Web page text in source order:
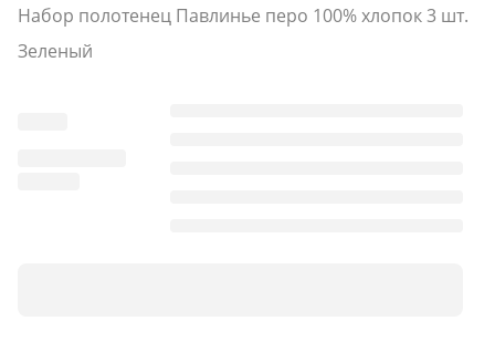
Набор полотенец Павлинье перо 100% хлопок 3 шт.
Зеленый